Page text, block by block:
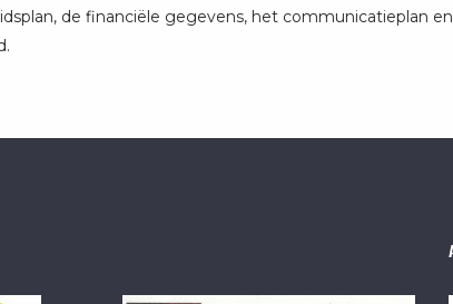
de financiële gegevens, het communicatieplan